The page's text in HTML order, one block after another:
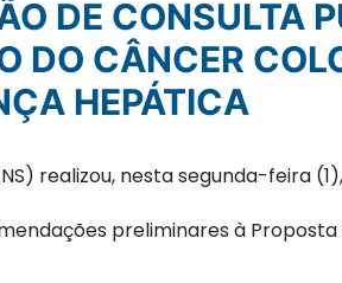
DO CÂNCER
HEPÁTICA
realizou, nesta segunda-feira
preliminares à